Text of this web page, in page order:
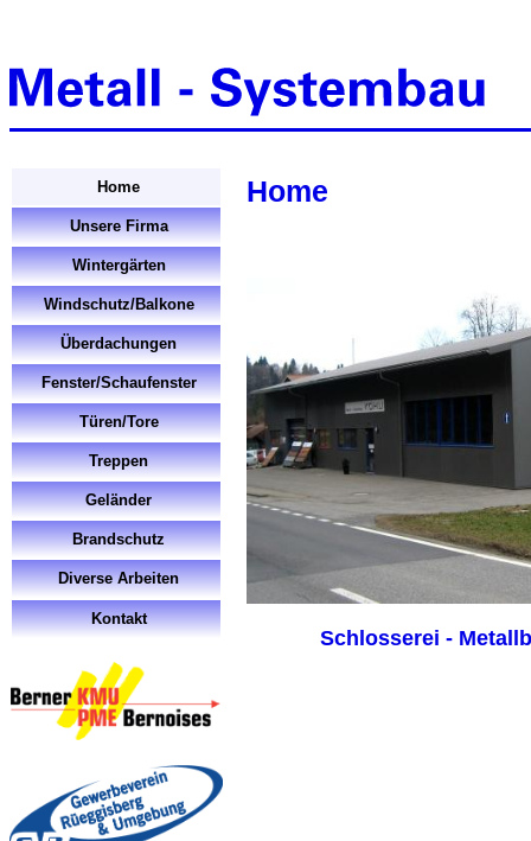
Home
Unsere Firma
Wintergärten
Windschutz/Balkone
Überdachungen
Fenster/Schaufenster
Türen/Tore
Treppen
Geländer
Brandschutz
Diverse Arbeiten
Kontakt